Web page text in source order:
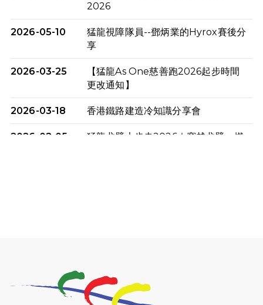
2026
2026-05-10
猛龍視障隊員--鄧炳業的Hyrox賽後分
享
2026-03-25
【猛龍As One慈善跑2026起步時間
更改通知】
2026-03-18 香港鐵路建造冷知識分享會
2026-02-05
猛龍戈壁大步走2026｜穿越戈壁．燃
2025-09-08 渣打香港馬拉松2026 慈善計劃